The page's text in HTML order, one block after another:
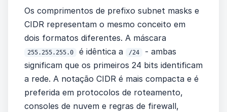
Os comprimentos de prefixo subnet masks e
CIDR representam o mesmo conceito em
dois formatos diferentes. A máscara
255.255.255.0 é idêntica a /24
- ambas
significam que os primeiros 24 bits identificam
a rede. A notação CIDR é mais compacta e é
preferida em protocolos de roteamento,
consoles de nuvem e regras de firewall,